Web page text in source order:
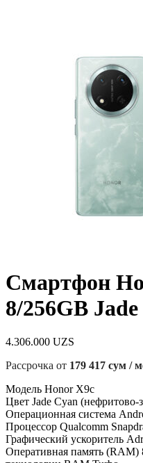
Смартфон
8/256GB
4.306.000 UZS
Рассрочка от 179 417 сум /
Модель Honor X9c
Цвет Jade Cyan (нефритово-
Операционная система
Процессор Qualcomm
Графический ускоритель
Оперативная память